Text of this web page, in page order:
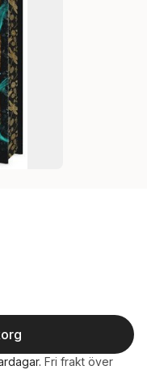
. Fri frakt över